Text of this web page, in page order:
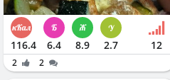
116.4 6.4 8.9 2.7 12
2 2